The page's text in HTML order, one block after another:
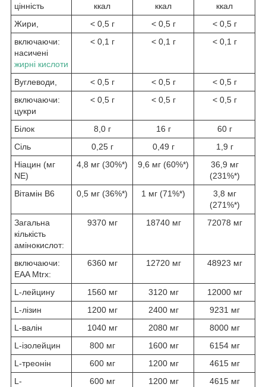
цінність ккал ккал
ккал
Жири,
< 0,5 г < 0,5 г
< 0,5 г
включаючи:
насичені
жирні кислоти
< 0,1 г < 0,1 г < 0,1 г
Вуглеводи, < 0,5 г < 0,5 г
< 0,5 г
включаючи:
цукри
< 0,5 г < 0,5 г < 0,5 г
Білок 8,0 г 16 г
60 г
Сіль
0,25 г 0,49 г
1,9 г
Ніацин (мг
NE)
4,8 мг (30%*) 9,6 мг (60%*)
36,9 мг
(231%*)
Вітамін B6
0,5 мг (36%*) 1 мг (71%*)
3,8 мг
(271%*)
Загальна
кількість
амінокислот:
9370 мг 18740 мг 72078 мг
включаючи:
EAA Mtrx:
6360 мг 12720 мг 48923 мг
L-лейцину 1560 мг 3120 мг
12000 мг
L-лізин
1200 мг 2400 мг
9231 мг
L-валін
1040 мг 2080 мг
8000 мг
L-ізолейцин
800 мг 1600 мг
6154 мг
L-треонін
600 мг 1200 мг
4615 мг
L-
600 мг 1200 мг 4615 мг